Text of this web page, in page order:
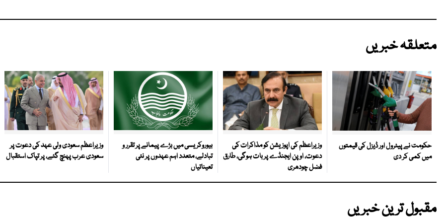
متعلقہ خبریں
حکومت نے پیٹرول اور ڈیزل کی قیمتوں
میں کمی کر دی
وزیراعظم کی اپوزیشن کو مذاکرات کی
دعوت، اوپن ایجنڈے پر بات ہوگی، طارق
فضل چودھری
بیوروکریسی میں بڑے پیمانے پر تقرر و
تبادلے، متعدد اہم عہدوں پر نئی
تعیناتیاں
وزیراعظم سعودی ولی عہد کی دعوت پر
سعودی عرب پہنچ گئے، پر تپاک استقبال
مقبول ترین خبریں